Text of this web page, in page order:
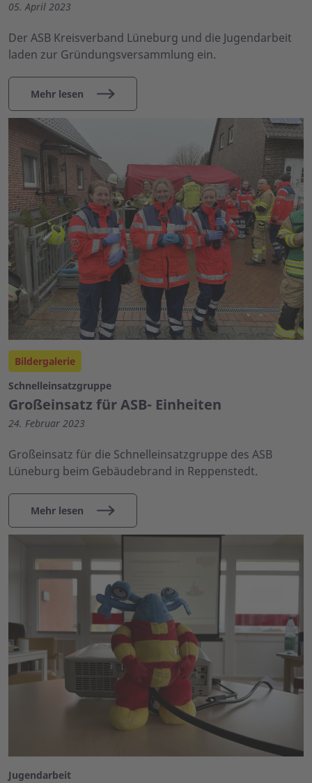
05. April 2023
Der ASB Kreisverband Lüneburg und die Jugendarbeit
laden zur Gründungsversammlung ein.
Mehr lesen
Bildergalerie
Schnelleinsatzgruppe
Großeinsatz für ASB- Einheiten
24. Februar 2023
Großeinsatz für die Schnelleinsatzgruppe des ASB
Lüneburg beim Gebäudebrand in Reppenstedt.
Mehr lesen
Jugendarbeit